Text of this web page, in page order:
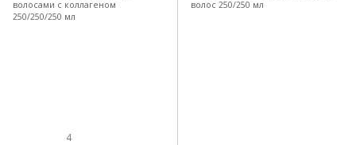
4